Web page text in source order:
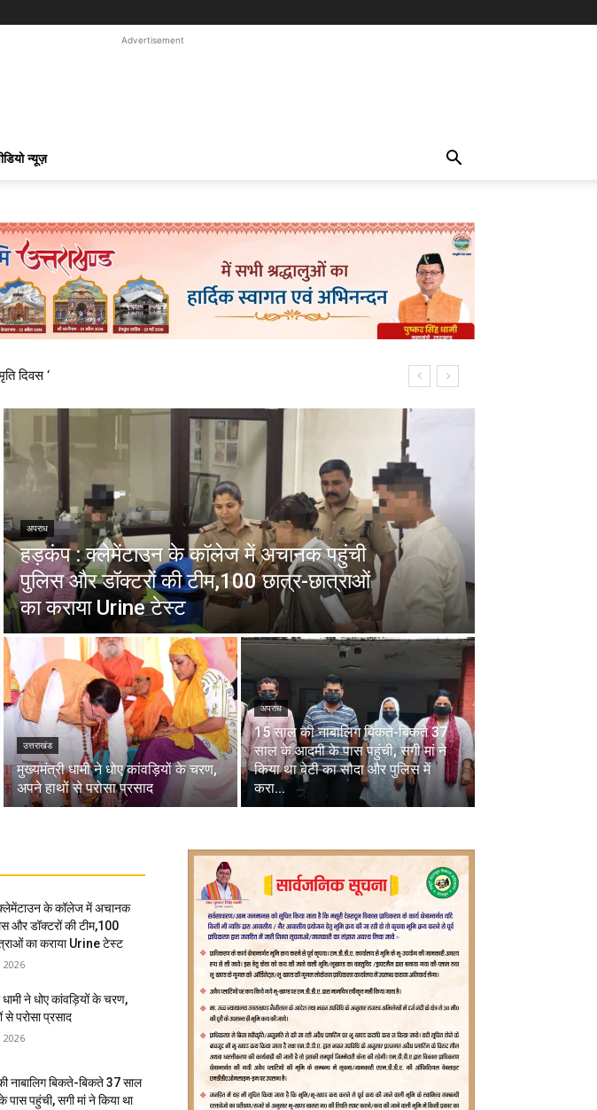
Advertisement
न्यूज़
दिवस ‘
अपराध
हड़कंप : क्लेमेंटाउन के कॉलेज में अचानक पहुंची
पुलिस और डॉक्टरों की टीम,100 छात्र-छात्राओं
का कराया Urine टेस्ट
उत्तराखंड
मुख्यमंत्री धामी ने धोए कांवड़ियों के चरण,
अपने हाथों से परोसा प्रसाद
अपराध
15 साल की नाबालिग बिकते-बिकते 37
साल के आदमी के पास पहुंची, सगी मां ने
किया था बेटी का सौदा और पुलिस में
करा...
के कॉलेज में अचानक
और डॉक्टरों की टीम,100
का कराया Urine टेस्ट
2026
ने धोए कांवड़ियों के चरण,
से परोसा प्रसाद
2026
नाबालिग बिकते-बिकते 37 साल
पहुंची, सगी मां ने किया था